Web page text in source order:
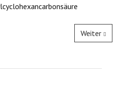
Weiter